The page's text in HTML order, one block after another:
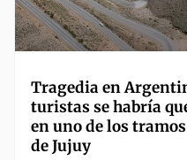
Tragedia en
turistas se habría
en uno de los
de Jujuy